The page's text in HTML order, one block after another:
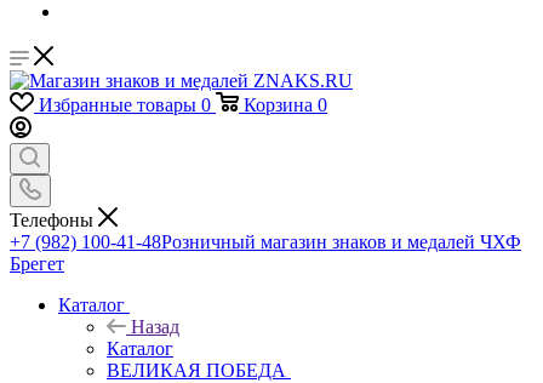
Избранные товары 0 Корзина 0
Телефоны
+7 (982) 100-41-48Розничный магазин знаков и медалей ЧХФ
Брегет
Каталог
Назад
Каталог
ВЕЛИКАЯ ПОБЕДА